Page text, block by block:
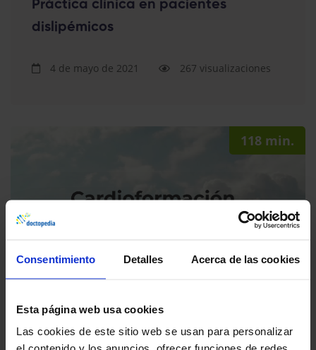
Consentimiento Detalles Acerca de las cookies
Esta página web usa cookies
Las cookies de este sitio web se usan para personalizar
Práctica clínica en pacientes
dislipémicos
4 de mayo de 2021 267 visualizaciones
118 min.
Cardioformación en Geriatría